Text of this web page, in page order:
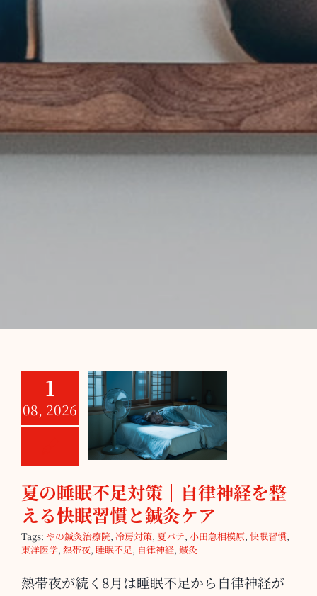
1
08, 2026
夏の睡眠不足対
策｜自律神経を
整える快眠習慣
と鍼灸ケア
夏の睡眠不足対策｜自律神経を整
える快眠習慣と鍼灸ケア
Tags: やの鍼灸治療院, 冷房対策, 夏バテ, 小田急相模原, 快眠習慣,
東洋医学, 熱帯夜, 睡眠不足, 自律神経, 鍼灸
熱帯夜が続く8月は睡眠不足から自律神経が